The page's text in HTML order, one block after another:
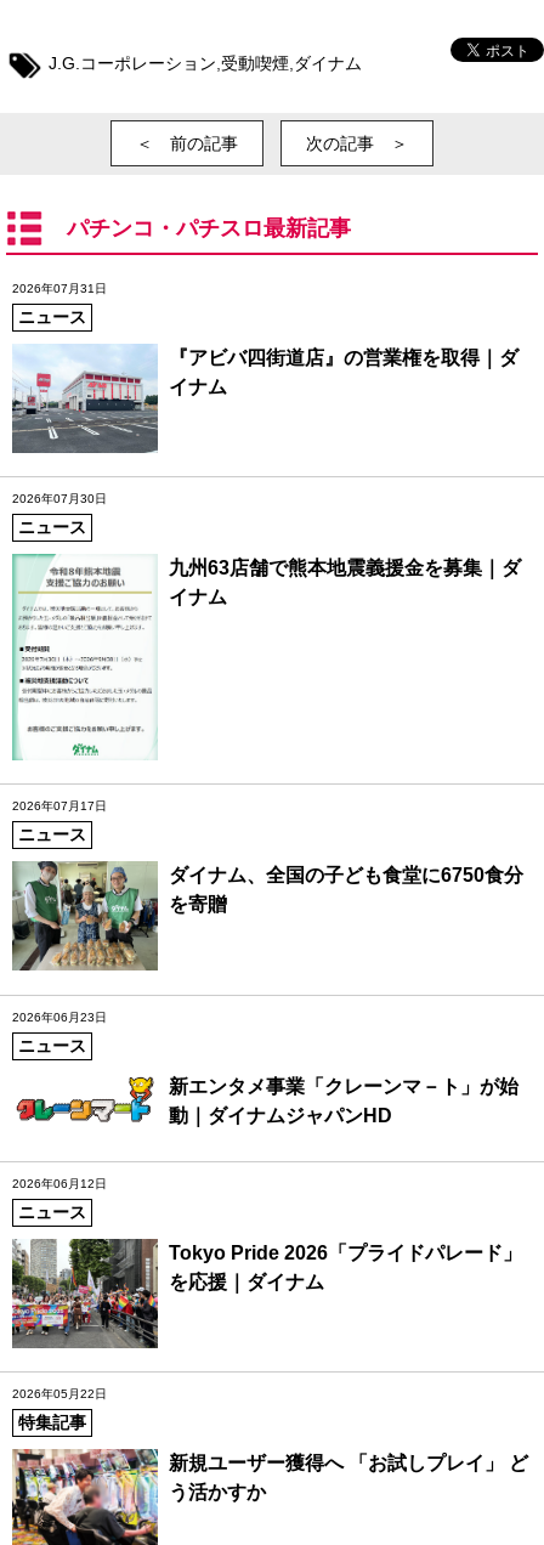
J.G.コーポレーション 受動喫煙 ダイナム
＜ 前の記事 次の記事 ＞
パチンコ・パチスロ最新記事
2026年07月31日
ニュース
『アビバ四街道店』の営業権を取得｜ダ
イナム
2026年07月30日
ニュース
九州63店舗で熊本地震義援金を募集｜ダ
イナム
2026年07月17日
ニュース
ダイナム、全国の子ども食堂に6750食分
を寄贈
2026年06月23日
ニュース
新エンタメ事業「クレーンマ－ト」が始
動｜ダイナムジャパンHD
2026年06月12日
ニュース
Tokyo Pride 2026「プライドパレード」
を応援｜ダイナム
2026年05月22日
特集記事
新規ユーザー獲得へ 「お試しプレイ」 ど
う活かすか